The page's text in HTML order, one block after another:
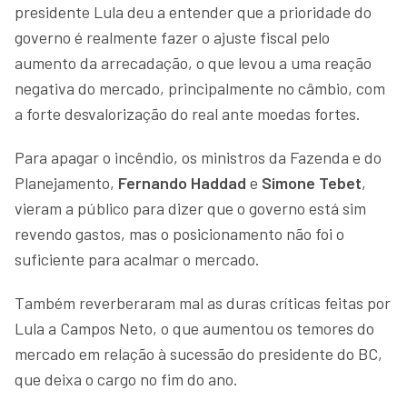
presidente Lula deu a entender que a prioridade do
governo é realmente fazer o ajuste fiscal pelo
aumento da arrecadação, o que levou a uma reação
negativa do mercado, principalmente no câmbio, com
a forte desvalorização do real ante moedas fortes.
Para apagar o incêndio, os ministros da Fazenda e do
Planejamento, Fernando Haddad e Simone Tebet,
vieram a público para dizer que o governo está sim
revendo gastos, mas o posicionamento não foi o
suficiente para acalmar o mercado.
Também reverberaram mal as duras críticas feitas por
Lula a Campos Neto, o que aumentou os temores do
mercado em relação à sucessão do presidente do BC,
que deixa o cargo no fim do ano.